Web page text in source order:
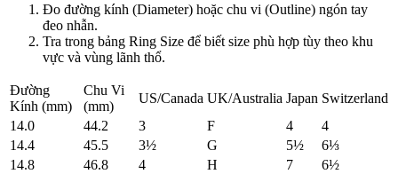
Đo đường kính (Diameter) hoặc chu vi (Outline) ngón tay
đeo nhẫn.
Tra trong bảng Ring Size để biết size phù hợp tùy theo khu
vực và vùng lãnh thổ.
Đường
Kính (mm)
Chu Vi
(mm)
US/Canada UK/Australia Japan Switzerland
14.0
44.2 3 F 4
4
14.4
45.5 3½ G 5½
6⅓
14.8
46.8 4 H 7
6½